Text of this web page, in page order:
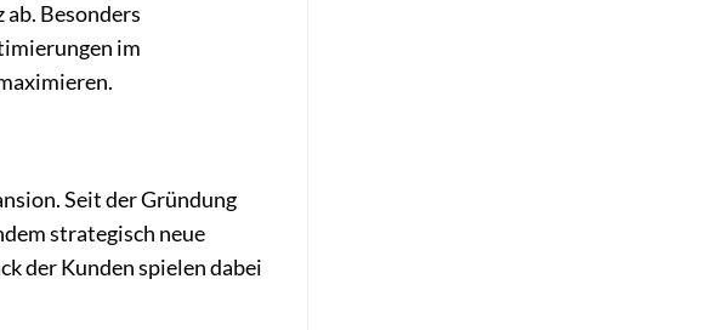
Besonders
im
Seit der Gründung
strategisch neue
der Kunden spielen dabei